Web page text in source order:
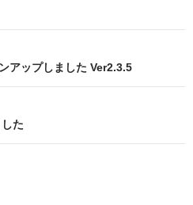
アップしました Ver2.3.5
た